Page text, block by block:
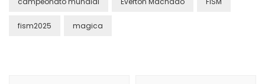
fism2025 magica